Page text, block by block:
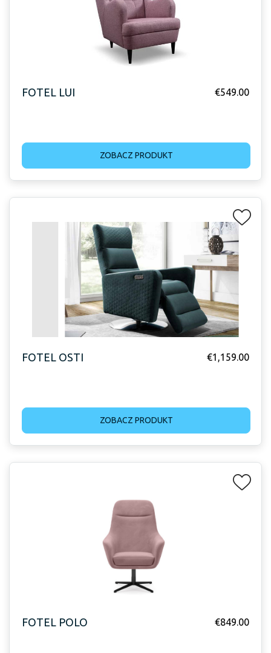
FOTEL LUI €549.00
ZOBACZ PRODUKT
FOTEL OSTI €1,159.00
ZOBACZ PRODUKT
FOTEL POLO €849.00